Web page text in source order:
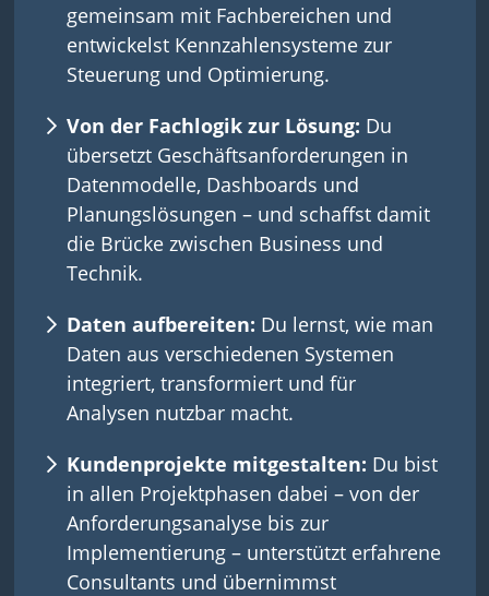
gemeinsam mit Fachbereichen und
entwickelst Kennzahlensysteme zur
Steuerung und Optimierung.
Von der Fachlogik zur Lösung: Du
übersetzt Geschäftsanforderungen in
Datenmodelle, Dashboards und
Planungslösungen – und schaffst damit
die Brücke zwischen Business und
Technik.
Daten aufbereiten: Du lernst, wie man
Daten aus verschiedenen Systemen
integriert, transformiert und für
Analysen nutzbar macht.
Kundenprojekte mitgestalten: Du bist
in allen Projektphasen dabei – von der
Anforderungsanalyse bis zur
Implementierung – unterstützt erfahrene
Consultants und übernimmst